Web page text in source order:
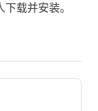
载并安装。